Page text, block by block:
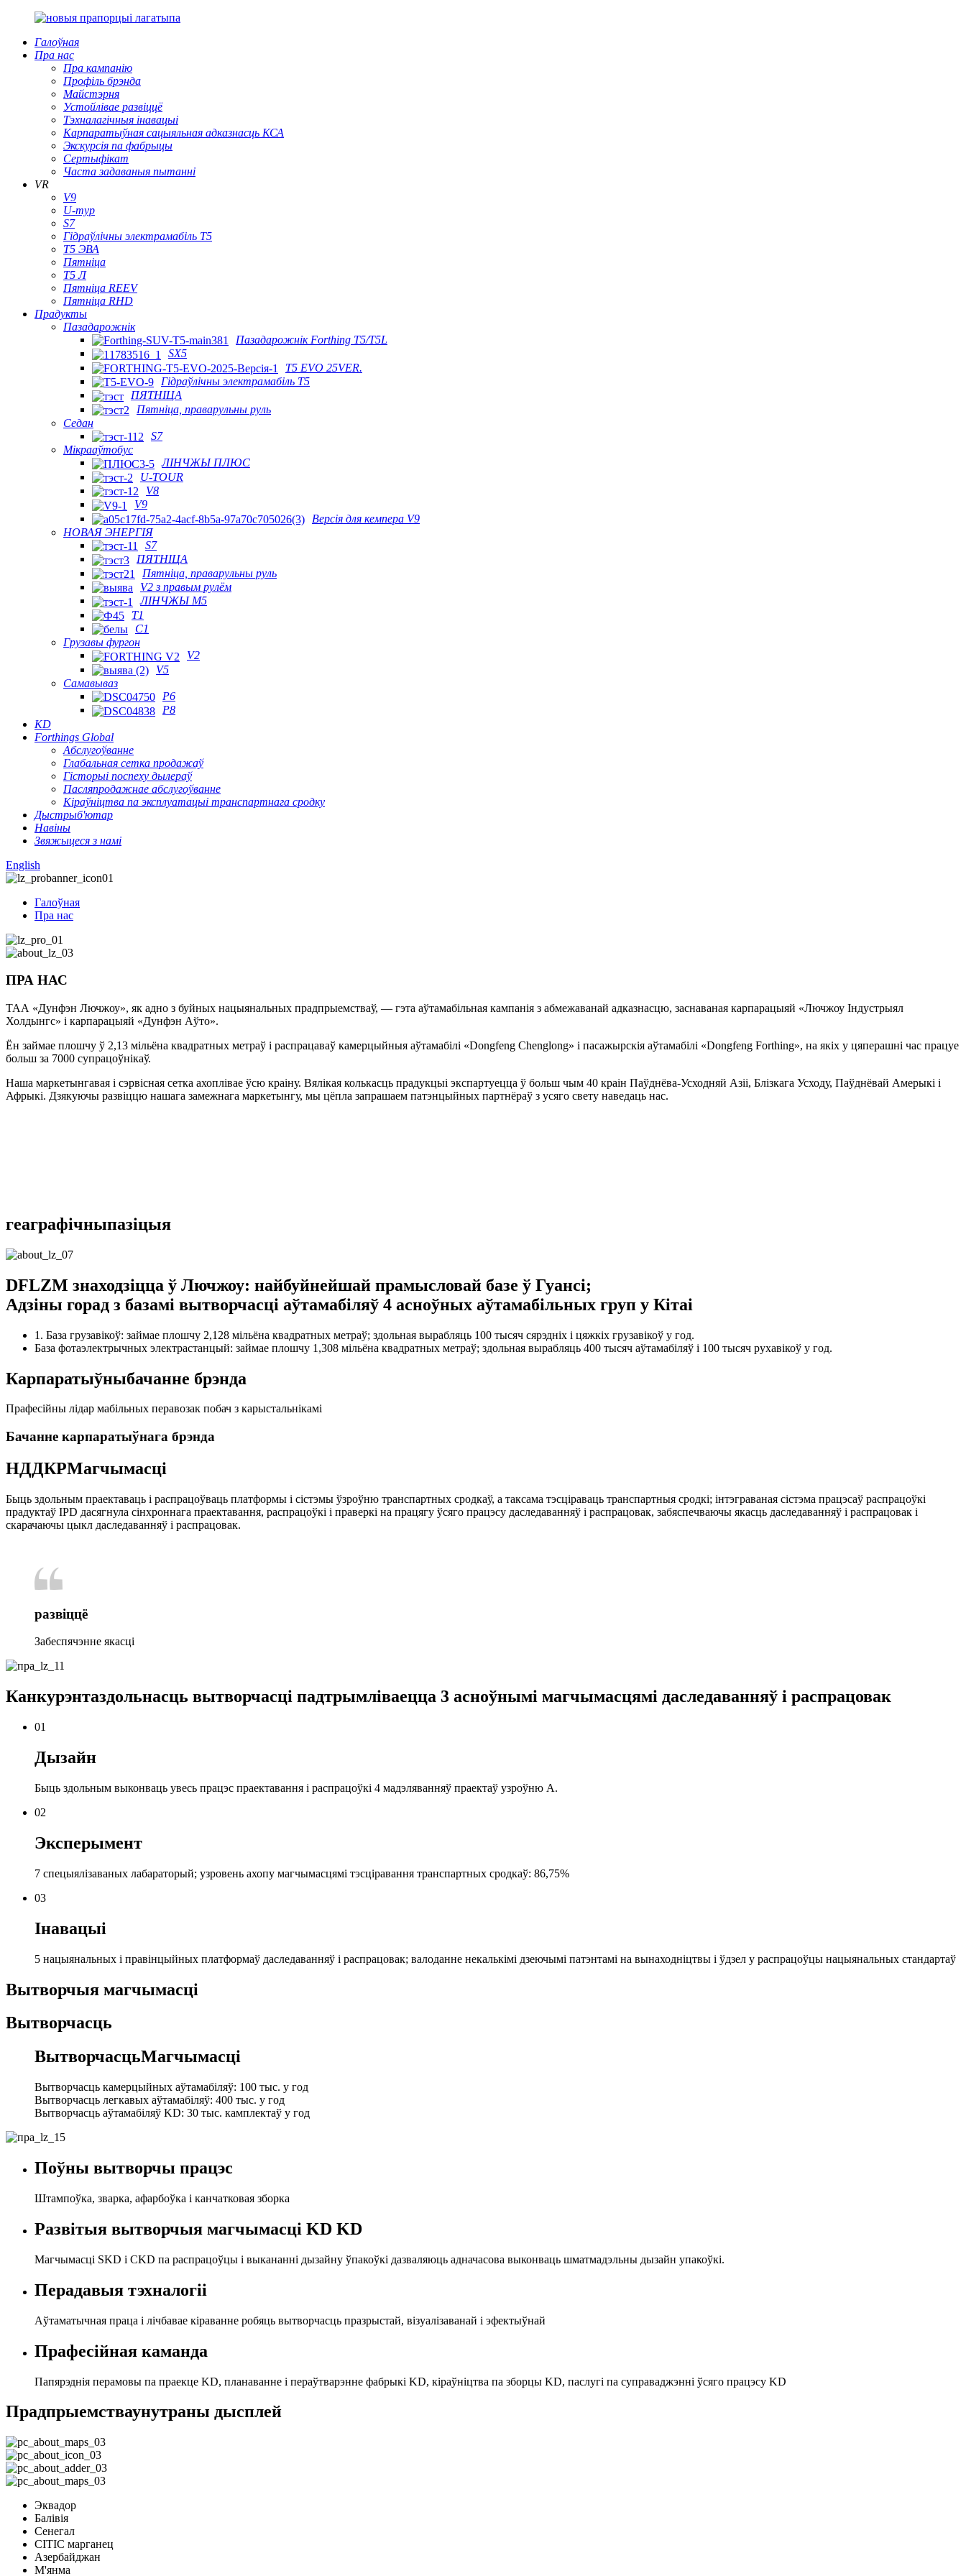
Галоўная
Пра нас
Пра кампанію
Профіль брэнда
Майстэрня
Устойлівае развіццё
Тэхналагічныя інавацыі
Карпаратыўная сацыяльная адказнасць КСА
Экскурсія па фабрыцы
Сертыфікат
Часта задаваныя пытанні
VR
V9
U-тур
S7
Гідраўлічны электрамабіль T5
Т5 ЭВА
Пятніца
Т5 Л
Пятніца REEV
Пятніца RHD
Прадукты
Пазадарожнік
Пазадарожнік Forthing T5/T5L
SX5
T5 EVO 25VER.
Гідраўлічны электрамабіль T5
ПЯТНІЦА
Пятніца, праварульны руль
Седан
S7
Мікрааўтобус
ЛІНЧЖЫ ПЛЮС
U-TOUR
V8
V9
Версія для кемпера V9
НОВАЯ ЭНЕРГІЯ
S7
ПЯТНІЦА
Пятніца, праварульны руль
V2 з правым рулём
ЛІНЧЖЫ М5
T1
C1
Грузавы фургон
V2
V5
Самавываз
P6
P8
KD
Forthings Global
Абслугоўванне
Глабальная сетка продажаў
Гісторыі поспеху дылераў
Пасляпродажнае абслугоўванне
Кіраўніцтва па эксплуатацыі транспартнага сродку
Дыстрыб'ютар
Навіны
Звяжыцеся з намі
English
Галоўная
Пра нас
ПРА НАС
ТАА «Дунфэн Лючжоу», як адно з буйных нацыянальных прадпрыемстваў, — гэта аўтамабільная кампанія з абмежаванай адказнасцю, заснаваная карпарацыяй «Лючжоу Індустрыял
Холдынгс» і карпарацыяй «Дунфэн Аўто».
Ён займае плошчу ў 2,13 мільёна квадратных метраў і распрацаваў камерцыйныя аўтамабілі «Dongfeng Chenglong» і пасажырскія аўтамабілі «Dongfeng Forthing», на якіх у цяперашні час працуе
больш за 7000 супрацоўнікаў.
Наша маркетынгавая і сэрвісная сетка ахоплівае ўсю краіну. Вялікая колькасць прадукцыі экспартуецца ў больш чым 40 краін Паўднёва-Усходняй Азіі, Блізкага Усходу, Паўднёвай Амерыкі і
Афрыкі. Дзякуючы развіццю нашага замежнага маркетынгу, мы цёпла запрашаем патэнцыйных партнёраў з усяго свету наведаць нас.
геаграфічныпазіцыя
DFLZM знаходзіцца ў Лючжоу: найбуйнейшай прамысловай базе ў Гуансі;
Адзіны горад з базамі вытворчасці аўтамабіляў 4 асноўных аўтамабільных груп у Кітаі
1. База грузавікоў: займае плошчу 2,128 мільёна квадратных метраў; здольная вырабляць 100 тысяч сярэдніх і цяжкіх грузавікоў у год.
База фотаэлектрычных электрастанцый: займае плошчу 1,308 мільёна квадратных метраў; здольная вырабляць 400 тысяч аўтамабіляў і 100 тысяч рухавікоў у год.
Карпаратыўныбачанне брэнда
Прафесійны лідар мабільных перавозак побач з карыстальнікамі
Бачанне карпаратыўнага брэнда
НДДКРМагчымасці
Быць здольным праектаваць і распрацоўваць платформы і сістэмы ўзроўню транспартных сродкаў, а таксама тэсціраваць транспартныя сродкі; інтэграваная сістэма працэсаў распрацоўкі
прадуктаў IPD дасягнула сінхроннага праектавання, распрацоўкі і праверкі на працягу ўсяго працэсу даследаванняў і распрацовак, забяспечваючы якасць даследаванняў і распрацовак і
скарачаючы цыкл даследаванняў і распрацовак.
развіццё
Забеспячэнне якасці
Канкурэнтаздольнасць вытворчасці падтрымліваецца 3 асноўнымі магчымасцямі даследаванняў і распрацовак
01
Дызайн
Быць здольным выконваць увесь працэс праектавання і распрацоўкі 4 мадэляванняў праектаў узроўню А.
02
Эксперымент
7 спецыялізаваных лабараторый; узровень ахопу магчымасцямі тэсціравання транспартных сродкаў: 86,75%
03
Інавацыі
5 нацыянальных і правінцыйных платформаў даследаванняў і распрацовак; валоданне некалькімі дзеючымі патэнтамі на вынаходніцтвы і ўдзел у распрацоўцы нацыянальных стандартаў
Вытворчыя магчымасці
Вытворчасць
ВытворчасцьМагчымасці
Вытворчасць камерцыйных аўтамабіляў: 100 тыс. у год
Вытворчасць легкавых аўтамабіляў: 400 тыс. у год
Вытворчасць аўтамабіляў KD: 30 тыс. камплектаў у год
Поўны вытворчы працэс
Штампоўка, зварка, афарбоўка і канчатковая зборка
Развітыя вытворчыя магчымасці KD KD
Магчымасці SKD і CKD па распрацоўцы і выкананні дызайну ўпакоўкі дазваляюць адначасова выконваць шматмадэльны дызайн упакоўкі.
Перадавыя тэхналогіі
Аўтаматычная праца і лічбавае кіраванне робяць вытворчасць празрыстай, візуалізаванай і эфектыўнай
Прафесійная каманда
Папярэднія перамовы па праекце KD, планаванне і пераўтварэнне фабрыкі KD, кіраўніцтва па зборцы KD, паслугі па суправаджэнні ўсяго працэсу KD
Прадпрыемстваунутраны дысплей
Эквадор
Балівія
Сенегал
CITIC марганец
Азербайджан
М'янма